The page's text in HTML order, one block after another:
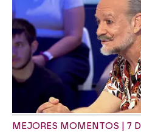
MEJORES MOMENTOS | 7